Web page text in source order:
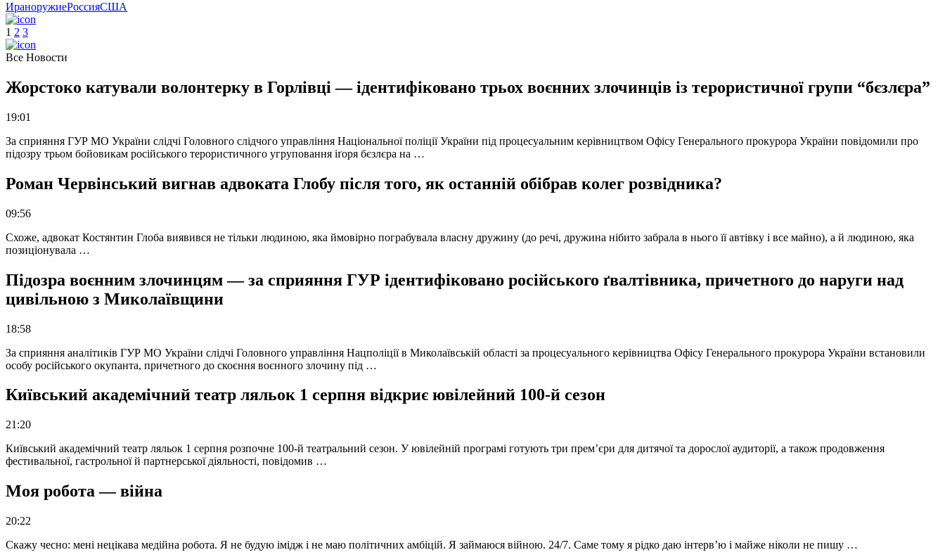
ИраноружиеРоссияСША
1 2 3
Все Новости
Жорстоко катували волонтерку в Горлівці — ідентифіковано трьох воєнних злочинців із терористичної групи “бєзлєра”
19:01
За сприяння ГУР МО України слідчі Головного слідчого управління Національної поліції України під процесуальним керівництвом Офісу Генерального прокурора України повідомили про
підозру трьом бойовикам російського терористичного угруповання іґоря бєзлєра на …
Роман Червінський вигнав адвоката Глобу після того, як останній обібрав колег розвідника?
09:56
Схоже, адвокат Костянтин Глоба виявився не тільки людиною, яка ймовірно пограбувала власну дружину (до речі, дружина нібито забрала в нього її автівку і все майно), а й людиною, яка
позиціонувала …
Підозра воєнним злочинцям — за сприяння ГУР ідентифіковано російського ґвалтівника, причетного до наруги над
цивільною з Миколаївщини
18:58
За сприяння аналітиків ГУР МО України слідчі Головного управління Нацполіції в Миколаївській області за процесуального керівництва Офісу Генерального прокурора України встановили
особу російського окупанта, причетного до скоєння воєнного злочину під …
Київський академічний театр ляльок 1 серпня відкриє ювілейний 100-й сезон
21:20
Київський академічний театр ляльок 1 серпня розпочне 100-й театральний сезон. У ювілейній програмі готують три прем’єри для дитячої та дорослої аудиторії, а також продовження
фестивальної, гастрольної й партнерської діяльності, повідомив …
Моя робота — війна
20:22
Скажу чесно: мені нецікава медійна робота. Я не будую імідж і не маю політичних амбіцій. Я займаюся війною. 24/7. Саме тому я рідко даю інтерв’ю і майже ніколи не пишу …